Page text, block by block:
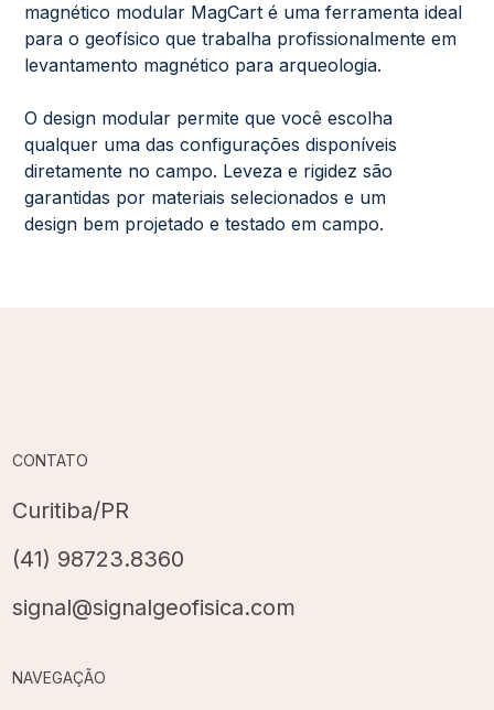
magnético modular MagCart é uma ferramenta ideal
para o geofísico que trabalha profissionalmente em
levantamento magnético para arqueologia.
O design modular permite que você escolha
qualquer uma das configurações disponíveis
diretamente no campo. Leveza e rigidez são
garantidas por materiais selecionados e um
design bem projetado e testado em campo.
CONTATO
Curitiba/PR
(41) 98723.8360
signal@signalgeofisica.com
NAVEGAÇÃO